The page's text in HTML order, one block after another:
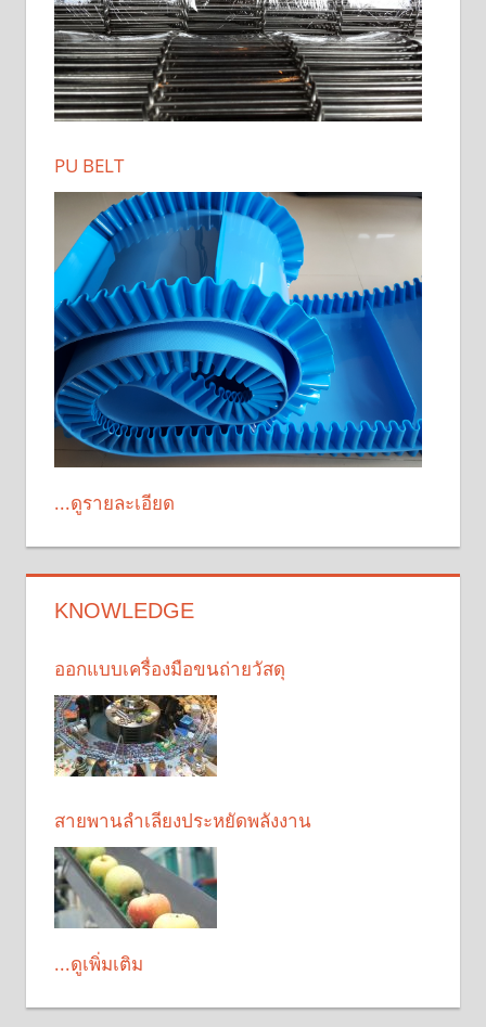
PU BELT
...ดูรายละเอียด
KNOWLEDGE
ออกแบบเครื่องมือขนถ่ายวัสดุ
สายพานลำเลียงประหยัดพลังงาน
...ดูเพิ่มเติม